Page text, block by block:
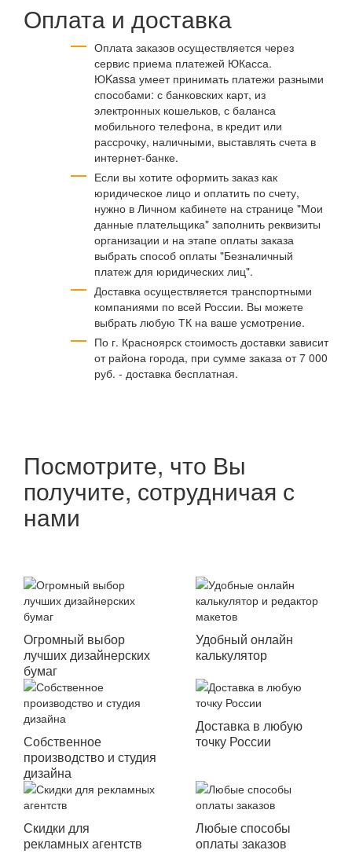
Оплата и доставка
Оплата заказов осуществляется через
сервис приема платежей ЮКасса.
ЮKassa умеет принимать платежи разными
способами: с банковских карт, из
электронных кошельков, с баланса
мобильного телефона, в кредит или
рассрочку, наличными, выставлять счета в
интернет-банке.
Если вы хотите оформить заказ как
юридическое лицо и оплатить по счету,
нужно в Личном кабинете на странице "Мои
данные плательщика" заполнить реквизиты
организации и на этапе оплаты заказа
выбрать способ оплаты "Безналичный
платеж для юридических лиц".
Доставка осуществляется транспортными
компаниями по всей России. Вы можете
выбрать любую ТК на ваше усмотрение.
По г. Красноярск стоимость доставки зависит
от района города, при сумме заказа от 7 000
руб. - доставка бесплатная.
Посмотрите, что Вы
получите, сотрудничая с
нами
Огромный выбор
лучших дизайнерских
бумаг
Удобный онлайн
калькулятор
Собственное
производство и студия
дизайна
Доставка в любую
точку России
Скидки для
рекламных агентств
Любые способы
оплаты заказов